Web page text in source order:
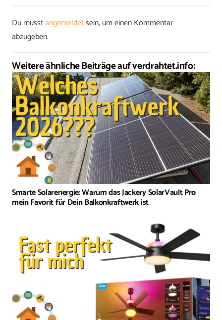
Du musstangemeldetsein, um einen Kommentar
abzugeben.
Weitere ähnliche Beiträge auf verdrahtet.info:
Smarte Solarenergie: Warum das Jackery SolarVault Pro
mein Favorit für Dein Balkonkraftwerk ist